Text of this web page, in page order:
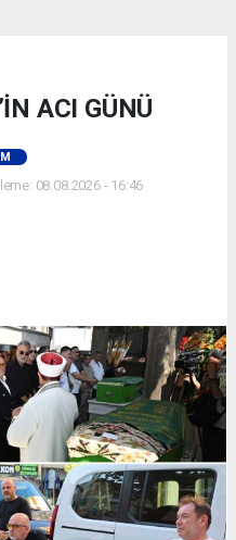
ACI GÜNÜ
08.08.2026 - 16:46